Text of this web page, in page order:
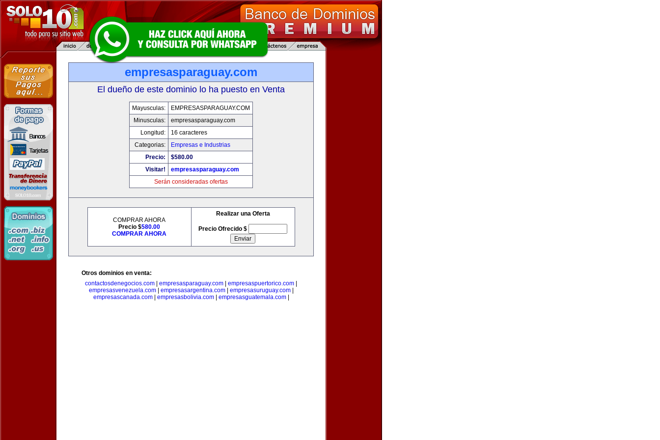
empresasparaguay.com
El dueño de este dominio lo ha puesto en Venta
Mayusculas:
EMPRESASPARAGUAY.COM
Minusculas:
empresasparaguay.com
Longitud:
16 caracteres
Categorias:
Empresas e Industrias
Precio:
$580.00
Visitar!
empresasparaguay.com
Serán consideradas ofertas
COMPRAR AHORA
Precio $580.00
COMPRAR AHORA
Realizar una Oferta
Precio Ofrecido $
Otros dominios en venta:
contactosdenegocios.com
empresasparaguay.com empresaspuertorico.com
empresasvenezuela.com| empresasargentina.com| empresasuruguay.com|
empresascanada.com| empresasbolivia.com| empresasguatemala.com|